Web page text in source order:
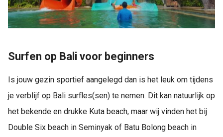
Surfen op Bali voor beginners
Is jouw gezin sportief aangelegd dan is het leuk om tijdens
je verblijf op Bali surfles(sen) te nemen. Dit kan natuurlijk op
het bekende en drukke Kuta beach, maar wij vinden het bij
Double Six beach in Seminyak of Batu Bolong beach in